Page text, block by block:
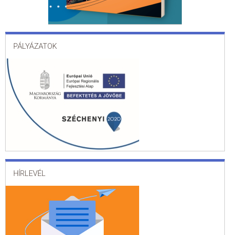
PÁLYÁZATOK
HÍRLEVÉL